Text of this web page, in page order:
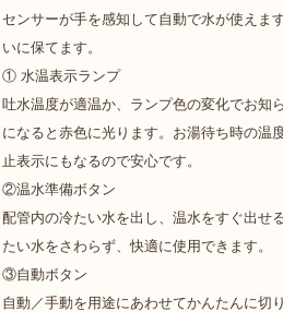
センサーが手を感知して自動で水が使えま
いに保てます。
① 水温表示ランプ
吐水温度が適温か、ランプ色の変化でお知
になると赤色に光ります。お湯待ち時の温
止表示にもなるので安心です。
②温水準備ボタン
配管内の冷たい水を出し、温水をすぐ出せ
たい水をさわらず、快適に使用できます。
③自動ボタン
自動／手動を用途にあわせてかんたんに切り